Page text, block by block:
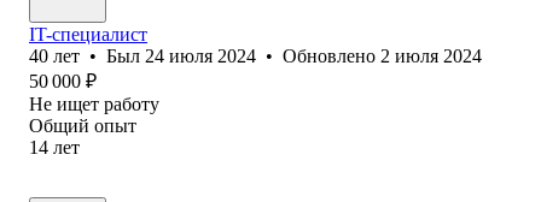
IT-специалист
40 лет • Был 24 июля 2024 • Обновлено 2 июля 2024
50 000 ₽
Не ищет работу
Общий опыт
14 лет